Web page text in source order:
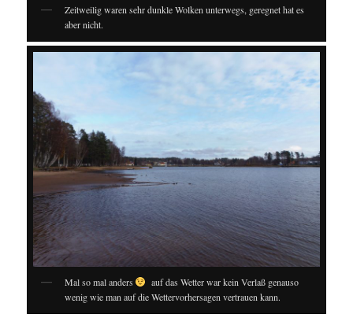
Zeitweilig waren sehr dunkle Wolken unterwegs, geregnet hat es
aber nicht.
Mal so mal anders
auf das Wetter war kein Verlaß genauso
wenig wie man auf die Wettervorhersagen vertrauen kann.